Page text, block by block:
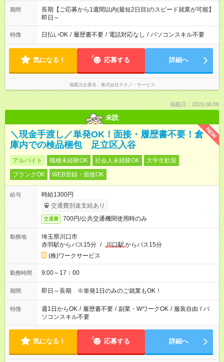
期間
長期【ご応募から1週間以内(最短2日目)のスピード就業が可能】
即日～
特徴 日払いOK / 履歴書不要 / 電話対応なし / パソコンスキル不要
気になる！ 応募する 詳細へ
掲載元企業名 株式会社テクノ・サービス
掲載日：2026.08.08
未読
NEW
＼現金手渡し／単発OK！面接・履歴書不要！倉
庫内での検品梱包 足立区入谷
アルバイト 職種未経験OK 社会人未経験OK
大学生歓迎
ブランクOK
WEB登録・面接OK
給与
時給1300円
交通費別途支給あり
交通費 700円/公共交通機関使用時のみ
勤務地
埼玉県川口市
赤羽駅からバス15分 / 川口駅からバス15分
(株)ワークサービス
勤務時間 9:00～17：00
期間 即日～長期 ※単発1日のみのご就業もOK！
特徴 週1日からOK / 履歴書不要 / 副業・WワークOK / 服装自由 / パ
ソコンスキル不要
気になる！ 応募する 詳細へ